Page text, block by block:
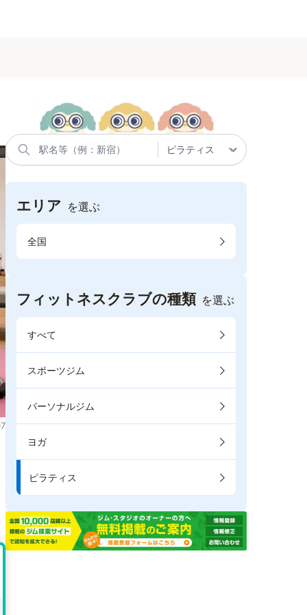
エリア を選ぶ
全国
フィットネスクラブの種類 を選ぶ
すべて
スポーツジム
パーソナルジム
ヨガ
ピラティス